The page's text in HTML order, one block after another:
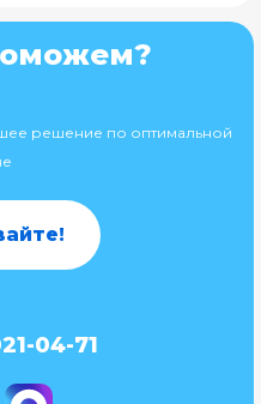
решение по оптимальной
04-71